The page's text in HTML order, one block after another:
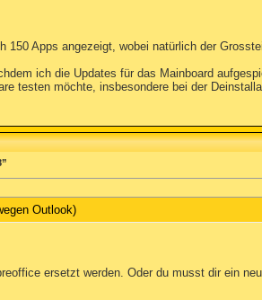
150 Apps angezeigt, wobei natürlich der
ich die Updates für das Mainboard
testen möchte, insbesondere bei der
Outlook)
ersetzt werden. Oder du musst dir ein